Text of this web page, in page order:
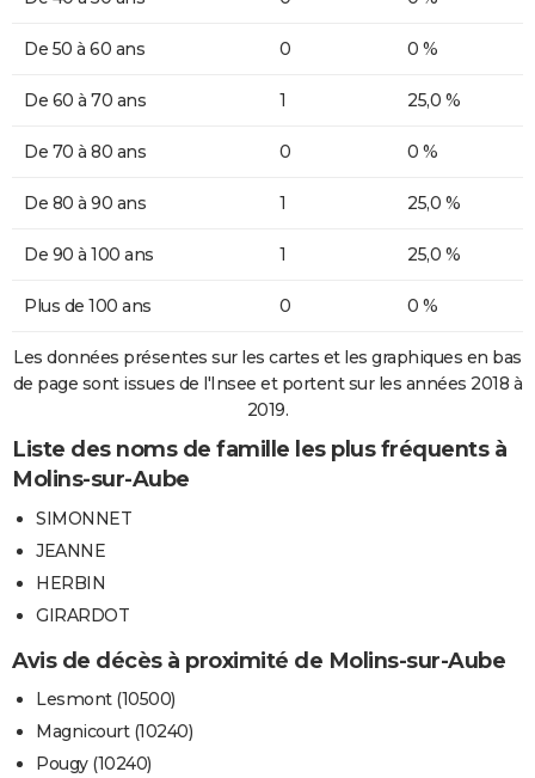
De 50 à 60 ans 0 0 %
De 60 à 70 ans 1 25,0 %
De 70 à 80 ans 0 0 %
De 80 à 90 ans 1 25,0 %
De 90 à 100 ans 1 25,0 %
Plus de 100 ans 0 0 %
Les données présentes sur les cartes et les graphiques en bas
de page sont issues de l'Insee et portent sur les années 2018 à
2019.
Liste des noms de famille les plus fréquents à
Molins-sur-Aube
SIMONNET
JEANNE
HERBIN
GIRARDOT
Avis de décès à proximité de Molins-sur-Aube
Lesmont (10500)
Magnicourt (10240)
Pougy (10240)